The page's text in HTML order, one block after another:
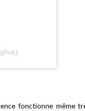
fonctionne même